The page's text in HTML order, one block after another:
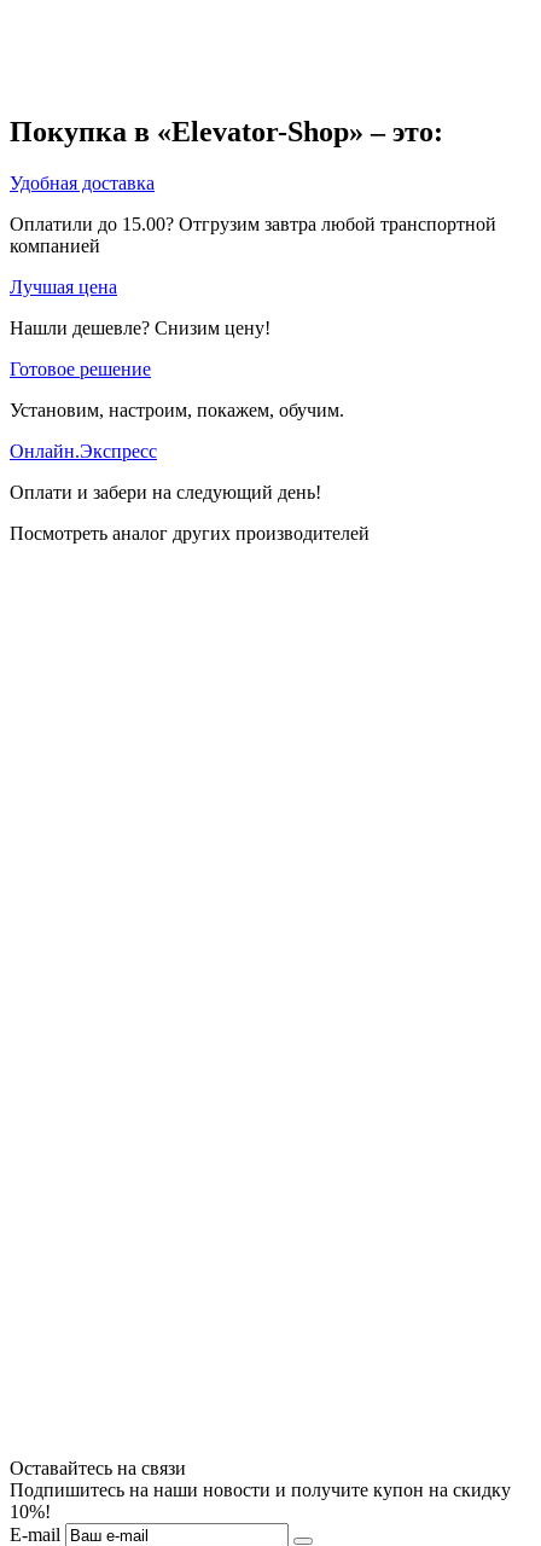
Покупка в «Elevator-Shop» – это:
Удобная доставка
Оплатили до 15.00? Отгрузим завтра любой транспортной
компанией
Лучшая цена
Нашли дешевле? Снизим цену!
Готовое решение
Установим, настроим, покажем, обучим.
Онлайн.Экспресс
Оплати и забери на следующий день!
Посмотреть аналог других производителей
Оставайтесь на связи
Подпишитесь на наши новости и получите купон на скидку
10%!
E-mail